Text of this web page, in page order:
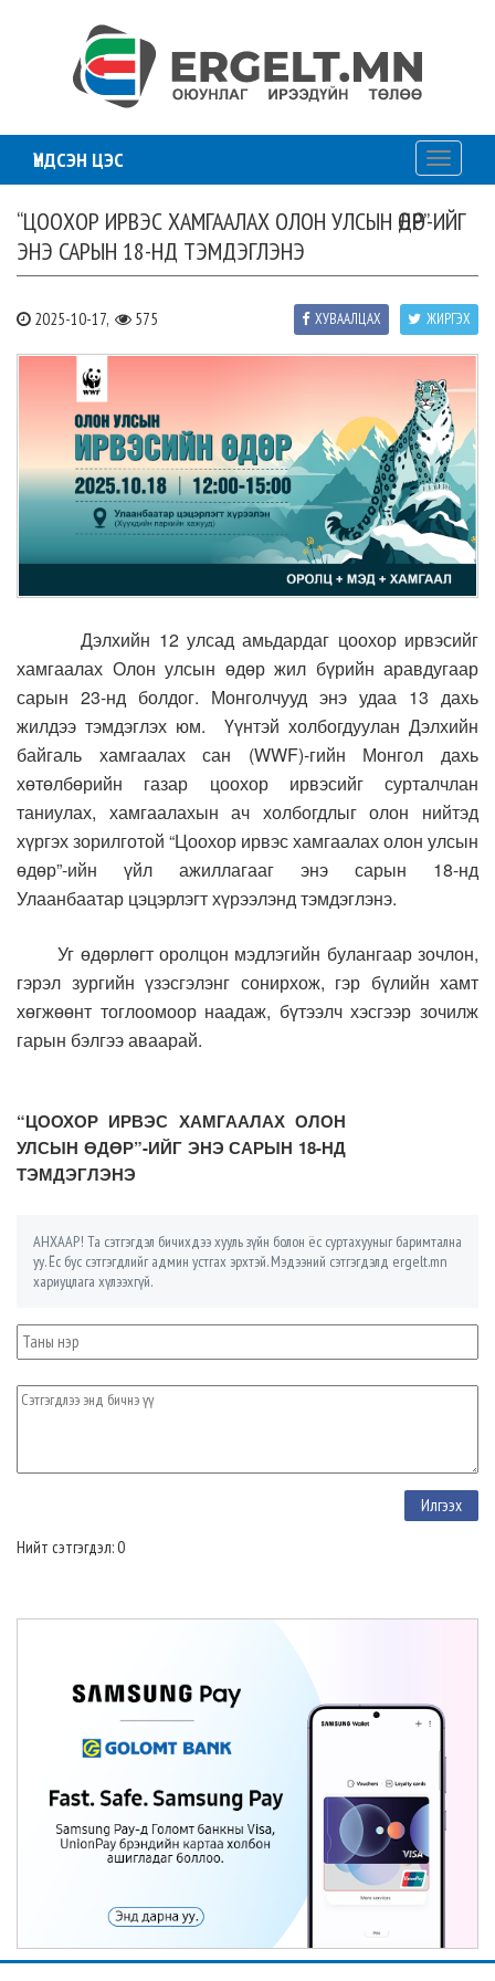
ҮНДСЭН ЦЭС
Toggle
“ЦООХОР ИРВЭС ХАМГААЛАХ ОЛОН УЛСЫН ӨДӨР”-ИЙГ
ЭНЭ САРЫН 18-НД ТЭМДЭГЛЭНЭ
2025-10-17, 575 ЖИРГЭХ
ХУВААЛЦАХ
Дэлхийн 12 улсад амьдардаг цоохор ирвэсийг
хамгаалах Олон улсын өдөр жил бүрийн аравдугаар
сарын 23-нд болдог. Монголчууд энэ удаа 13 дахь
жилдээ тэмдэглэх юм. Үүнтэй холбогдуулан Дэлхийн
байгаль хамгаалах сан (WWF)-гийн Монгол дахь
хөтөлбөрийн газар цоохор ирвэсийг сурталчлан
таниулах, хамгаалахын ач холбогдлыг олон нийтэд
хүргэх зорилготой “Цоохор ирвэс хамгаалах олон улсын
өдөр”-ийн үйл ажиллагааг энэ сарын 18-нд
Улаанбаатар цэцэрлэгт хүрээлэнд тэмдэглэнэ.
Уг өдөрлөгт оролцон мэдлэгийн булангаар зочлон,
гэрэл зургийн үзэсгэлэнг сонирхож, гэр бүлийн хамт
хөгжөөнт тоглоомоор наадаж, бүтээлч хэсгээр зочилж
гарын бэлгээ аваарай.
“ЦООХОР ИРВЭС ХАМГААЛАХ ОЛОН
УЛСЫН ӨДӨР”-ИЙГ ЭНЭ САРЫН 18-НД
ТЭМДЭГЛЭНЭ
АНХААР! Та сэтгэгдэл бичихдээ хууль зүйн болон ёс суртахууныг баримтална
уу. Ёс бус сэтгэгдлийг админ устгах эрхтэй. Мэдээний сэтгэгдэлд ergelt.mn
хариуцлага хүлээхгүй.
Нийт сэтгэгдэл: 0